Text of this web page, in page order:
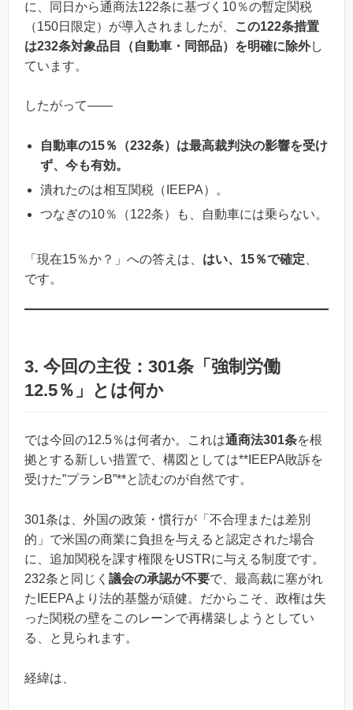
に、同日から通商法122条に基づく10％の暫定関税
（150日限定）が導入されましたが、
この122条措置
は232条対象品目（自動車・同部品）を明確に除外し
ています。
したがって——
自動車の15％（232条）は最高裁判決の影響を受け
ず、今も有効。
潰れたのは相互関税（IEEPA）。
つなぎの10％（122条）も、自動車には乗らない。
「現在15％か？」への答えは、 はい、15％で確定
です。
3. 今回の主役：301条「強制労働
12.5％」とは何か
では今回の12.5％は何者か。これは通商法301条を根
拠とする新しい措置で、構図としては**IEEPA敗訴を
受けた”プランB”**と読むのが自然です。
301条は、外国の政策・慣行が「不合理または差別
的」で米国の商業に負担を与えると認定された場合
に、追加関税を課す権限をUSTRに与える制度です。
232条と同じく 議会の承認が不要で、最高裁に塞がれ
たIEEPAより法的基盤が頑健。だからこそ、政権は失
った関税の壁をこのレーンで再構築しようとしてい
る、と見られます。
経緯は、